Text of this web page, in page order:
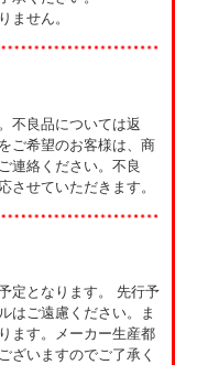
原則として返金いたしか
は振替対応を行います。
放送株式会社の個人情報
者の判断により対応させ
ません。
不良品については返
ご希望のお客様は、商
連絡ください。不良
させていただきます。
定となります。 先行予
はご遠慮ください。ま
ます。メーカー生産都
ざいますのでご了承く